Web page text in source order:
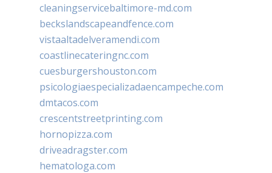
cleaningservicebaltimore-md.com
beckslandscapeandfence.com
vistaaltadelveramendi.com
coastlinecateringnc.com
cuesburgershouston.com
psicologiaespecializadaencampeche.com
dmtacos.com
crescentstreetprinting.com
hornopizza.com
driveadragster.com
hematologa.com